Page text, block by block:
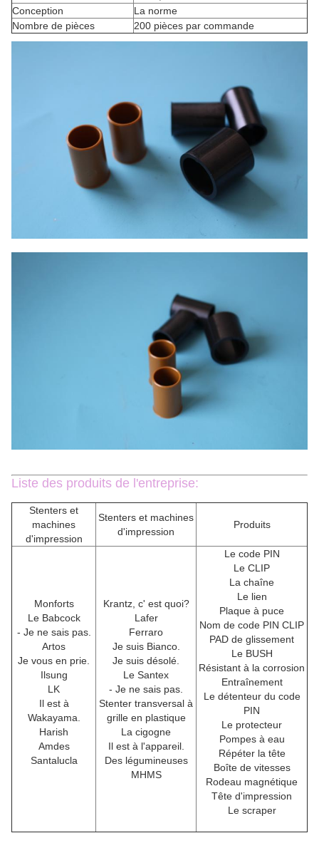
Conception
La norme
Nombre de pièces
200 pièces par commande
Liste des produits de l'entreprise:
Stenters et
machines
d'impression
Stenters et machines
d'impression
Produits
Monforts
Le Babcock
- Je ne sais pas.
Artos
Je vous en prie.
Ilsung
LK
Il est à
Wakayama.
Harish
Amdes
Santalucla
Krantz, c' est quoi?
Lafer
Ferraro
Je suis Bianco.
Je suis désolé.
Le Santex
- Je ne sais pas.
Stenter transversal à
grille en plastique
La cigogne
Il est à l'appareil.
Des légumineuses
MHMS
Le code PIN
Le CLIP
La chaîne
Le lien
Plaque à puce
Nom de code PIN CLIP
PAD de glissement
Le BUSH
Résistant à la corrosion
Entraînement
Le détenteur du code
PIN
Le protecteur
Pompes à eau
Répéter la tête
Boîte de vitesses
Rodeau magnétique
Tête d'impression
Le scraper